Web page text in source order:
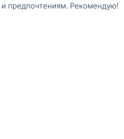
предпочтениям. Рекомендую!